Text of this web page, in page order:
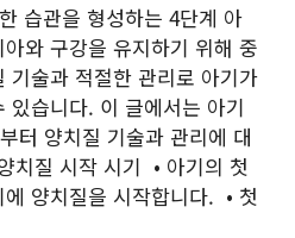
습관을 형성하는 4단계 아
와 구강을 유지하기 위해 중
기술과 적절한 관리로 아기가
있습니다. 이 글에서는 아기
터 양치질 기술과 관리에 대
치질 시작 시기 • 아기의 첫
양치질을 시작합니다. • 첫